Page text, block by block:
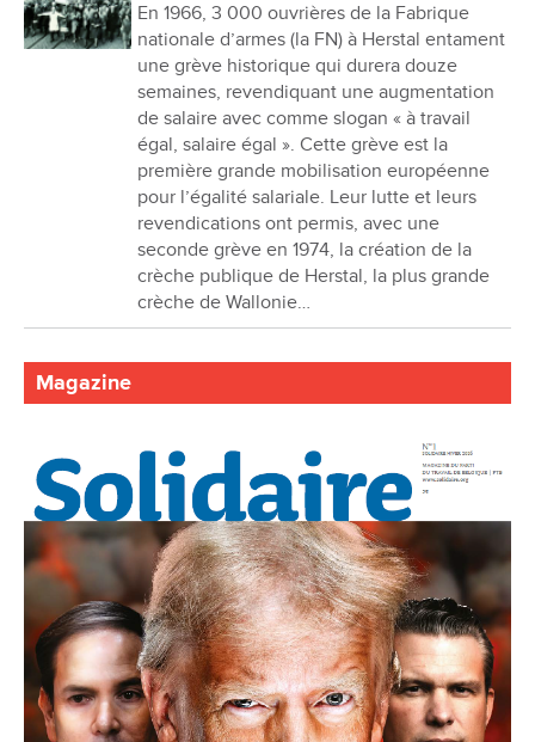
En 1966, 3 000 ouvrières de la Fabrique
nationale d’armes (la FN) à Herstal entament
une grève historique qui durera douze
semaines, revendiquant une augmentation
de salaire avec comme slogan « à travail
égal, salaire égal ». Cette grève est la
première grande mobilisation européenne
pour l’égalité salariale. Leur lutte et leurs
revendications ont permis, avec une
seconde grève en 1974, la création de la
crèche publique de Herstal, la plus grande
crèche de Wallonie…
Magazine